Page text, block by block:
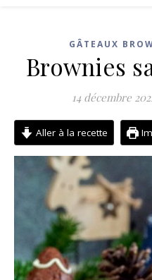
GÂTEAUX
Brownies
14 décembre
Aller à la recette